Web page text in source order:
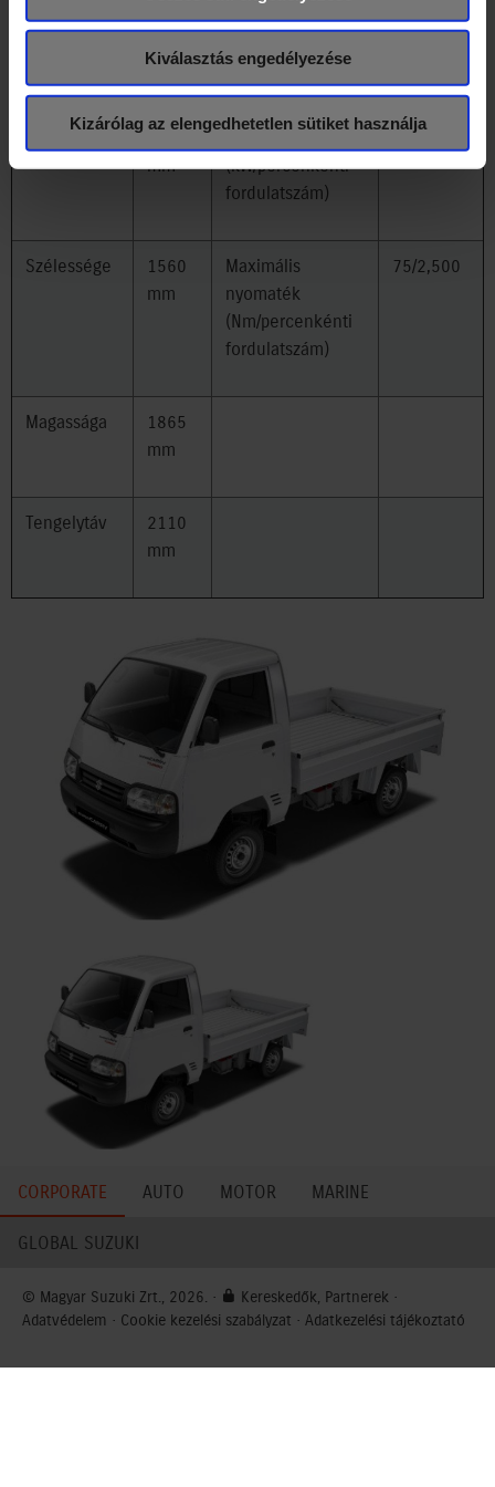
Kiválasztás engedélyezése
Kizárólag az elengedhetetlen sütiket használja
Gurgáon városban gyártja a Maruti Suzuki.
mm
(kW/percenkénti
fordulatszám)
24/3,200
Szélessége
1560
mm
Maximális
nyomaték
(Nm/percenkénti
fordulatszám)
75/2,500
Magassága
1865
mm
Tengelytáv
2110
mm
CORPORATE AUTO MOTOR MARINE
GLOBAL SUZUKI
© Magyar Suzuki Zrt., 2026. · Kereskedők, Partnerek ·
Adatvédelem · Cookie kezelési szabályzat · Adatkezelési tájékoztató